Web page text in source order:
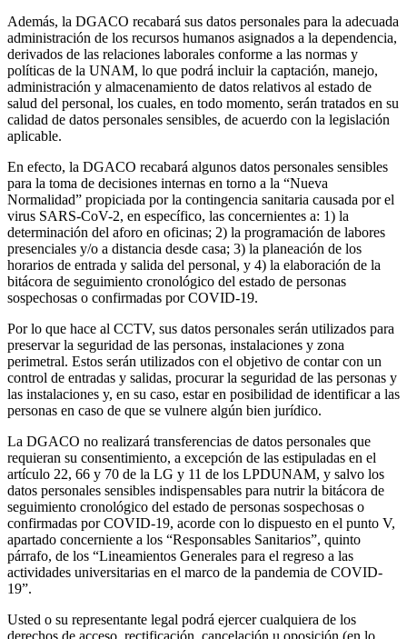
Además, la DGACO recabará sus datos personales para la adecuada
administración de los recursos humanos asignados a la dependencia,
derivados de las relaciones laborales conforme a las normas y
políticas de la UNAM, lo que podrá incluir la captación, manejo,
administración y almacenamiento de datos relativos al estado de
salud del personal, los cuales, en todo momento, serán tratados en su
calidad de datos personales sensibles, de acuerdo con la legislación
aplicable.
En efecto, la DGACO recabará algunos datos personales sensibles
para la toma de decisiones internas en torno a la “Nueva
Normalidad” propiciada por la contingencia sanitaria causada por el
virus SARS-CoV-2, en específico, las concernientes a: 1) la
determinación del aforo en oficinas; 2) la programación de labores
presenciales y/o a distancia desde casa; 3) la planeación de los
horarios de entrada y salida del personal, y 4) la elaboración de la
bitácora de seguimiento cronológico del estado de personas
sospechosas o confirmadas por COVID-19.
Por lo que hace al CCTV, sus datos personales serán utilizados para
preservar la seguridad de las personas, instalaciones y zona
perimetral. Estos serán utilizados con el objetivo de contar con un
control de entradas y salidas, procurar la seguridad de las personas y
las instalaciones y, en su caso, estar en posibilidad de identificar a las
personas en caso de que se vulnere algún bien jurídico.
La DGACO no realizará transferencias de datos personales que
requieran su consentimiento, a excepción de las estipuladas en el
artículo 22, 66 y 70 de la LG y 11 de los LPDUNAM, y salvo los
datos personales sensibles indispensables para nutrir la bitácora de
seguimiento cronológico del estado de personas sospechosas o
confirmadas por COVID-19, acorde con lo dispuesto en el punto V,
apartado concerniente a los “Responsables Sanitarios”, quinto
párrafo, de los “Lineamientos Generales para el regreso a las
actividades universitarias en el marco de la pandemia de COVID-
19”.
Usted o su representante legal podrá ejercer cualquiera de los